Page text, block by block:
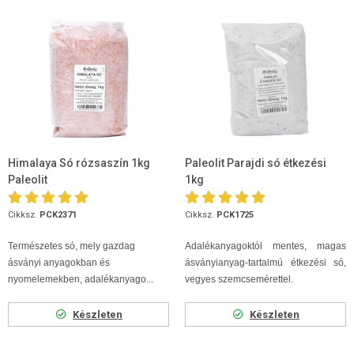
Himalaya Só rózsaszín 1kg
Paleolit
Cikksz. PCK2371
Természetes só, mely gazdag
ásványi anyagokban és
nyomelemekben, adalékanyago...
Készleten
Paleolit Parajdi só étkezési
1kg
Cikksz. PCK1725
Adalékanyagoktól mentes, magas
ásványianyag-tartalmú étkezési só,
vegyes szemcsemérettel.
Készleten